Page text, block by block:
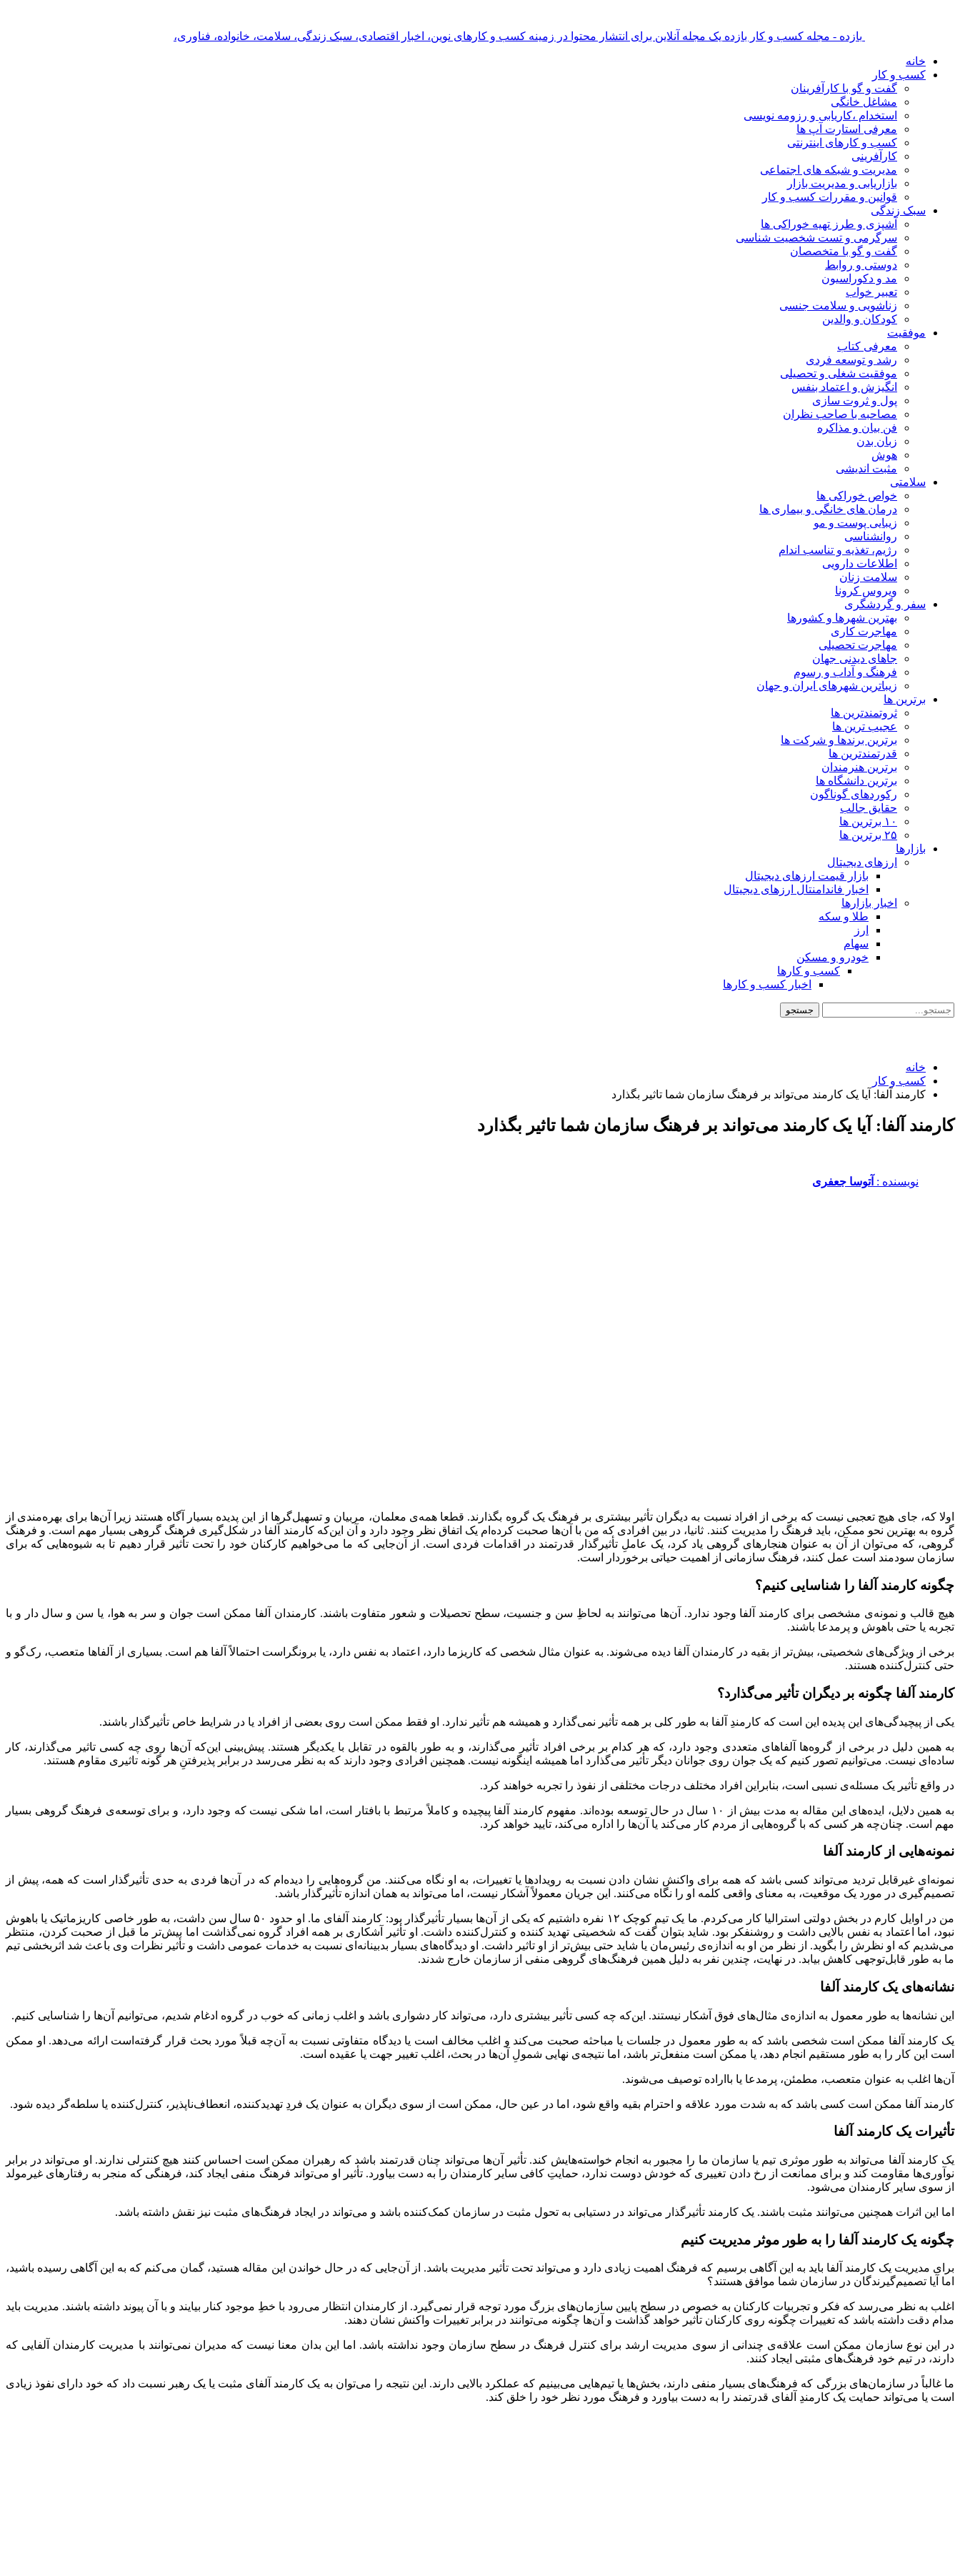
بازده - مجله کسب و کار بازده یک مجله آنلاین برای انتشار محتوا در زمینه کسب و کارهای نوین، اخبار اقتصادی، سبک زندگی، سلامت، خانواده، فناوری،
خانه
کسب و کار
گفت و گو با کارآفرینان
مشاغل خانگی
استخدام ،کاریابی و رزومه نویسی
معرفی استارت آپ ها
کسب و کارهای اینترنتی
کارآفرینی
مدیریت و شبکه های اجتماعی
بازاریابی و مدیریت بازار
قوانین و مقررات کسب و کار
سبک زندگی
آشپزی و طرز تهیه خوراکی ها
سرگرمی و تست شخصیت شناسی
گفت و گو با متخصصان
دوستی و روابط
مد و دکوراسیون
تعبیر خواب
زناشویی و سلامت جنسی
کودکان و والدین
موفقیت
معرفی کتاب
رشد و توسعه فردی
موفقیت شغلی و تحصیلی
انگیزش و اعتماد بنفس
پول و ثروت سازی
مصاحبه با صاحب نظران
فن بیان و مذاکره
زبان بدن
هوش
مثبت اندیشی
سلامتی
خواص خوراکی ها
درمان های خانگی و بیماری ها
زیبایی پوست و مو
روانشناسی
رژیم، تغذیه و تناسب اندام
اطلاعات دارویی
سلامت زنان
ویروس کرونا
سفر و گردشگری
بهترین شهرها و کشورها
مهاجرت کاری
مهاجرت تحصیلی
جاهای دیدنی جهان
فرهنگ و آداب و رسوم
زیباترین شهرهای ایران و جهان
برترین ها
ثروتمندترین ها
عجیب ترین ها
برترین برندها و شرکت ها
قدرتمندترین ها
برترین هنرمندان
برترین دانشگاه ها
رکوردهای گوناگون
حقایق جالب
۱۰ برترین ها
۲۵ برترین ها
بازارها
ارزهای دیجیتال
بازار قیمت ارزهای دیجیتال
اخبار فاندامنتال ارزهای دیجیتال
اخبار بازارها
طلا و سکه
ارز
سهام
خودرو و مسکن
کسب و کارها
اخبار کسب و کارها
خانه
کسب و کار
کارمند آلفا: آیا یک کارمند می‌تواند بر فرهنگ سازمان شما تاثیر بگذارد
کارمند آلفا: آیا یک کارمند می‌تواند بر فرهنگ سازمان شما تاثیر بگذارد
نویسنده :‌ آتوسا جعفری
اولا که، جای هیچ تعجبی نیست که برخی از افراد نسبت به دیگران تأثیر بیشتری بر فرهنگ یک گروه بگذارند. قطعا همه‌ی معلمان، مربیان و تسهیل‌گرها از این پدیده بسیار آگاه هستند زیرا آن‌ها برای بهره‌مندی از
گروه به بهترین نحو ممکن، باید فرهنگ را مدیریت کنند. ثانیا، در بین افرادی که من با آن‌ها صحبت کرد‌ه‌ام یک اتفاق نظر وجود دارد و آن این‌که کارمند آلفا در شکل‌گیری فرهنگ گروهی بسیار مهم است. و فرهنگ
گروهی، که می‌توان از آن به عنوان هنجارهای گروهی یاد کرد، یک عاملِ تأثیرگذار قدرتمند در اقدامات فردی است. از آن‌جایی که ما می‌خواهیم کارکنان خود را تحت تأثیر قرار دهیم تا به شیوه‌هایی که برای
سازمان سودمند است عمل کنند، فرهنگ سازمانی از اهمیت حیاتی برخوردار است.
چگونه کارمند آلفا را شناسایی کنیم؟
هیچ قالب و نمونه‌ی مشخصی برای کارمند آلفا وجود ندارد. آن‌ها می‌توانند به لحاظِ سن و جنسیت، سطح تحصیلات و شعور متفاوت باشند. کارمندان آلفا ممکن است جوان و سر به هوا، یا سن و سال دار و با
تجربه یا حتی باهوش و پرمدعا باشند.
برخی از ویژگی‌های شخصیتی، بیش‌تر از بقیه در کارمندان آلفا دیده می‌شوند. به عنوان مثال شخصی که کاریزما دارد، اعتماد به نفس دارد، یا برونگراست احتمالاً آلفا هم است. بسیاری از آلفاها متعصب، رک‌گو و
حتی کنترل‌کننده هستند.
کارمند آلفا چگونه بر دیگران تأثیر می‌گذارد؟
یکی از پیچیدگی‌های این پدیده این است که کارمندِ آلفا به طور کلی بر همه تأثیر نمی‌گذارد و همیشه هم تأثیر ندارد. او فقط ممکن است روی بعضی از افراد یا در شرایط خاص تأثیرگذار باشند.
به همین دلیل در برخی از گروه‌ها آلفاهای متعددی وجود دارد، که هر کدام بر برخی افراد تأثیر می‌گذارند، و به طور بالقوه در تقابل با یکدیگر هستند. پیش‌بینی این‌که آن‌ها روی چه کسی تاثیر می‌گذارند، کار
ساده‌ای نیست. می‌توانیم تصور کنیم که یک جوان روی جوانان دیگر تأثیر می‌گذارد اما همیشه اینگونه نیست. همچنین افرادی وجود دارند که به نظر می‌رسد در برابر پذیرفتنِ ‌هر گونه تاثیری مقاوم هستند.
در واقع تأثیر یک مسئله‌ی نسبی است، بنابراین افراد مختلف درجات مختلفی از نفوذ را تجربه خواهند کرد.
به همین دلایل، ایده‌های این مقاله به مدت بیش از ۱۰ سال در حال توسعه بوده‌اند. مفهوم کارمند آلفا پیچیده و کاملاً مرتبط با بافتار است، اما شکی نیست که وجود دارد، و برای توسعه‌ی فرهنگ گروهی بسیار
مهم است. چنان‌چه هر کسی که با گروه‌هایی از مردم کار می‌کند یا آن‌ها را اداره می‌کند، تایید خواهد کرد.
نمونه‌هایی از کارمند آلفا
نمونه‌ای غیرقابل تردید می‌تواند کسی باشد که همه برای واکنش نشان دادن نسبت به رویدادها یا تغییرات، به او نگاه می‌کنند. من گروه‌هایی را دیده‌ام که در آن‌ها فردی به حدی تأثیرگذار است که همه، پیش از
تصمیم‌گیری در مورد یک موقعیت، به معنای واقعی کلمه او را نگاه می‌کنند. این جریان معمولاً آشکار نیست، اما می‌تواند به همان اندازه تأثیرگذار باشد.
من در اوایل کارم در بخش دولتی استرالیا کار می‌کردم. ما یک تیم کوچک ۱۲ نفره داشتیم که یکی از آن‌ها بسیار تأثیرگذار بود: کارمند آلفای ما. او حدود ۵۰ سال سن داشت، به طور خاصی کاریزماتیک یا باهوش
نبود، اما اعتماد به نفس بالایی داشت و روشنفکر بود. شاید بتوان گفت که شخصیتی تهدید کننده و کنترل‌کننده داشت. او تأثیر آشکاری بر همه افراد گروه نمی‌گذاشت اما بیش‌تر ما قبل از صحبت کردن، منتظر
می‌شدیم که او نظرش را بگوید. از نظر من او به اندازه‌ی رئیس‌مان یا شاید حتی بیش‌تر از او تاثیر داشت. او دیدگاه‌های بسیار بدبینانه‌ای نسبت به خدمات عمومی داشت و تأثیر نظرات وی باعث شد اثربخشی تیم
ما به طور قابل‌توجهی کاهش بیابد. در نهایت، چندین نفر به دلیل همین فرهنگ‌های گروهی منفی از سازمان خارج شدند.
نشانه‌های یک کارمند آلفا
این نشانه‌ها به طور معمول به اندازه‌ی مثال‌های فوق آشکار نیستند. این‌که چه کسی تأثیر بیشتری دارد، می‌تواند کار دشواری باشد و اغلب زمانی که خوب در گروه ادغام شدیم، می‌توانیم آن‌ها را شناسایی کنیم.
یک کارمند آلفا ممکن است شخصی باشد که به طور معمول در جلسات یا مباحثه صحبت می‌کند و اغلب مخالف است یا دیدگاه متفاوتی نسبت به آن‌چه قبلاً مورد بحث قرار گرفته‌است ارائه می‌دهد. او ممکن
است این کار را به طور مستقیم انجام دهد، یا ممکن است منفعل‌تر باشد، اما نتیجه‌ی نهایی شمولِ آن‌ها در بحث، اغلب تغییر جهت یا عقیده است.
آن‌ها اغلب به عنوان متعصب، مطمئن، پرمدعا یا بااراده توصیف می‌شوند.
کارمند آلفا ممکن است کسی باشد که به شدت مورد علاقه و احترام بقیه واقع شود، اما در عین حال، ممکن است از سوی دیگران به عنوان یک فردِ تهدیدکننده، انعطاف‌ناپذیر، کنترل‌کننده یا سلطه‌گر دیده شود.
تأثیرات یک کارمند آلفا
یک کارمند آلفا می‌تواند به طور موثری تیم یا سازمان ما را مجبور به انجام خواسته‌هایش کند. تأثیر آن‌ها می‌تواند چنان قدرتمند باشد که رهبران ممکن است احساس کنند هیچ کنترلی ندارند. او می‌تواند در برابر
نوآوری‌ها مقاومت کند و برای ممانعت از رخ دادن تغییری که خودش دوست ندارد،‌ حمایتِ کافی سایر کارمندان را به دست بیاورد. تأثیر او می‌تواند فرهنگ منفی ایجاد کند، فرهنگی که منجر به رفتارهای غیرمولد
از سوی سایر کارمندان می‌شود.
اما این اثرات همچنین می‌توانند مثبت باشند. یک کارمند تأثیرگذار می‌تواند در دستیابی به تحول مثبت در سازمان کمک‌کننده باشد و می‌تواند در ایجاد فرهنگ‌های مثبت نیز نقش داشته باشد.
چگونه یک کارمند آلفا را به طور موثر مدیریت ‌کنیم
برای مدیریت یک کارمند آلفا باید به این آگاهی برسیم که فرهنگ اهمیت زیادی دارد و می‌تواند تحت تأثیر مدیریت باشد. از آن‌جایی که در حال خواندن این مقاله هستید، گمان می‌کنم که به این آگاهی رسیده باشید،
اما آیا تصمیم‌گیرندگان در سازمان شما موافق هستند؟
اغلب به نظر می‌رسد که فکر و تجربیات کارکنان به خصوص در سطح پایین سازمان‌های بزرگ مورد توجه قرار نمی‌گیرد. از کارمندان انتظار می‌رود با خطِ موجود کنار بیایند و با آن پیوند داشته باشند. مدیریت باید
مدام دقت داشته باشد که تغییرات چگونه روی کارکنان تأثیر خواهد گذاشت و آن‌ها چگونه می‌توانند در برابر تغییرات واکنش نشان دهند.
در این نوع سازمان ممکن است علاقه‌ی چندانی از سوی مدیریت ارشد برای کنترل فرهنگ در سطح سازمان وجود نداشته باشد. اما این بدان معنا نیست که مدیران نمی‌توانند با مدیریت کارمندان آلفایی که
دارند، در تیم خود فرهنگ‌های مثبتی ایجاد کنند.
ما غالباً در سازمان‌های بزرگی که فرهنگ‌های بسیار منفی دارند، بخش‌ها یا تیم‌هایی می‌بینیم که عملکرد بالایی دارند. این نتیجه را می‌توان به یک کارمند آلفای مثبت یا یک رهبر نسبت داد که خود دارای نفوذ زیادی
است یا می‌تواند حمایت یک کارمندِ آلفای قدرتمند را به دست بیاورد و فرهنگ‌ مورد نظر خود را خلق کند.